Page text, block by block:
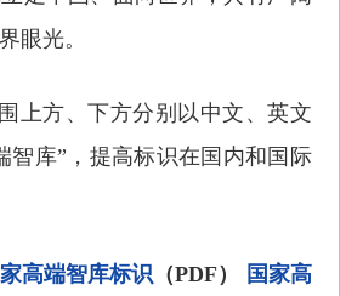
眼光。
上方、下方分别以中文、英文
智库”，提高标识在国内和国际
高端智库标识 （PDF）
国家高